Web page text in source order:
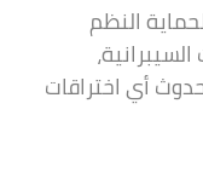
النظم
أي اختراقات